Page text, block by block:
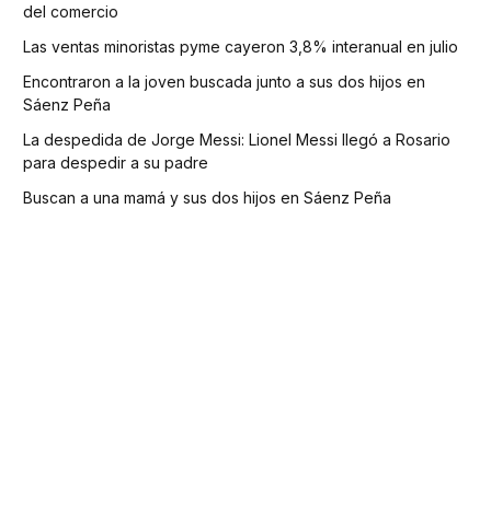
del comercio
Las ventas minoristas pyme cayeron 3,8% interanual en julio
Encontraron a la joven buscada junto a sus dos hijos en
Sáenz Peña
La despedida de Jorge Messi: Lionel Messi llegó a Rosario
para despedir a su padre
Buscan a una mamá y sus dos hijos en Sáenz Peña